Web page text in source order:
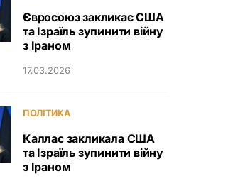
Євросоюз закликає США
та Ізраїль зупинити війну
з Іраном
17.03.2026
ПОЛІТИКА
Каллас закликала США
та Ізраїль зупинити війну
з Іраном